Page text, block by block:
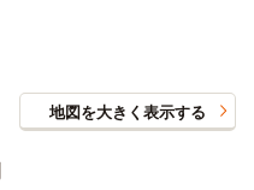
地図を大きく表示する